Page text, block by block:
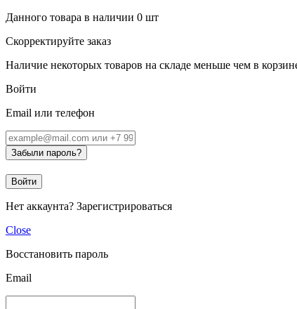
Данного товара в наличии 0 шт
Скорректируйте заказ
Наличие некоторых товаров на складе меньше чем в
Войти
Email или телефон
Забыли пароль?
Войти
Нет аккаунта? Зарегистрироваться
Close
Восстановить пароль
Email